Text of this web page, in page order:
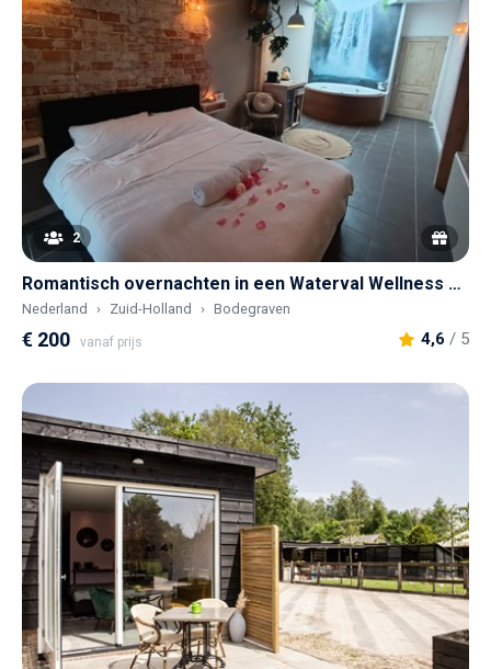
2
Romantisch overnachten in een Waterval Wellness Suite met sauna en bubbelbad
Nederland Zuid-Holland Bodegraven
€ 200 vanaf prijs 4,6 / 5